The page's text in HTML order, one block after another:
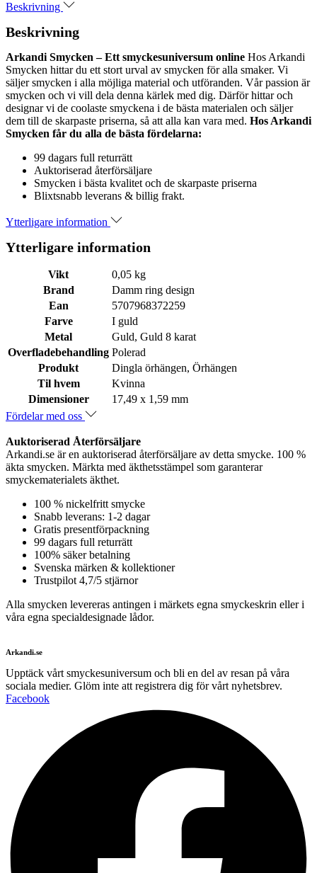
Beskrivning
Beskrivning
Arkandi Smycken – Ett smyckesuniversum online Hos Arkandi
Smycken hittar du ett stort urval av smycken för alla smaker. Vi
säljer smycken i alla möjliga material och utföranden. Vår passion är
smycken och vi vill dela denna kärlek med dig. Därför hittar och
designar vi de coolaste smyckena i de bästa materialen och säljer
dem till de skarpaste priserna, så att alla kan vara med. Hos Arkandi
Smycken får du alla de bästa fördelarna:
99 dagars full returrätt
Auktoriserad återförsäljare
Smycken i bästa kvalitet och de skarpaste priserna
Blixtsnabb leverans & billig frakt.
Ytterligare information
Ytterligare information
Vikt
0,05 kg
Brand
Damm ring design
Ean
5707968372259
Farve
I guld
Metal
Guld, Guld 8 karat
Overfladebehandling Polerad
Produkt
Dingla örhängen, Örhängen
Til hvem
Kvinna
Dimensioner
17,49 x 1,59 mm
Fördelar med oss
Auktoriserad Återförsäljare
Arkandi.se är en auktoriserad återförsäljare av detta smycke. 100 %
äkta smycken. Märkta med äkthetsstämpel som garanterar
smyckematerialets äkthet.
100 % nickelfritt smycke
Snabb leverans: 1-2 dagar
Gratis presentförpackning
99 dagars full returrätt
100% säker betalning
Svenska märken & kollektioner
Trustpilot 4,7/5 stjärnor
Alla smycken levereras antingen i märkets egna smyckeskrin eller i
våra egna specialdesignade lådor.
Arkandi.se
Upptäck vårt smyckesuniversum och bli en del av resan på våra
sociala medier. Glöm inte att registrera dig för vårt nyhetsbrev.
Facebook